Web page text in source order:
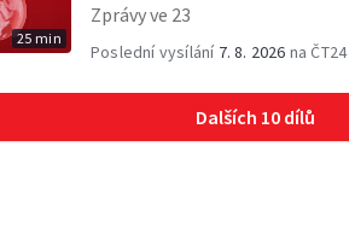
25 min
Zprávy ve 23
Poslední vysílání 7. 8. 2026 na ČT24
Dalších 10 dílů